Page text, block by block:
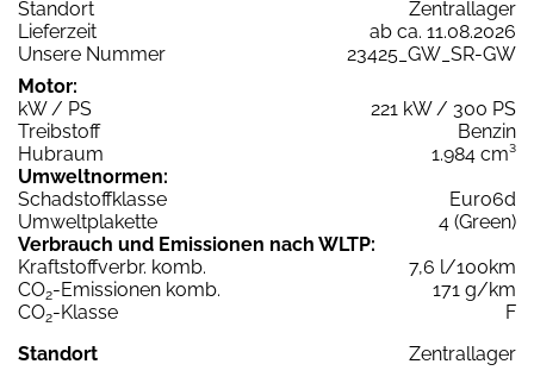
Standort
Zentrallager
Lieferzeit
ab ca. 11.08.2026
Unsere Nummer
23425_GW_SR-GW
Motor:
kW / PS
221 kW / 300 PS
Treibstoff
Benzin
Hubraum
1.984 cm³
Umweltnormen:
Schadstoffklasse
Euro6d
Umweltplakette
4 (Green)
Verbrauch und Emissionen nach WLTP:
Kraftstoffverbr. komb.
7,6 l/100km
CO2-Emissionen komb.
171 g/km
CO2-Klasse
F
Standort
Zentrallager